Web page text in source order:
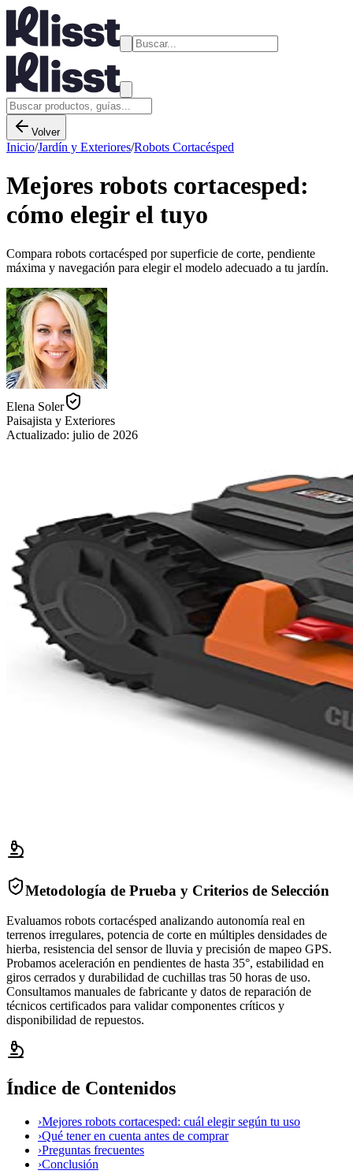
Volver
Inicio/Jardín y Exteriores/Robots Cortacésped
Mejores robots cortacesped:
cómo elegir el tuyo
Compara robots cortacésped por superficie de corte, pendiente
máxima y navegación para elegir el modelo adecuado a tu jardín.
Elena Soler
Paisajista y Exteriores
Actualizado: julio de 2026
Metodología de Prueba y Criterios de Selección
Evaluamos robots cortacésped analizando autonomía real en
terrenos irregulares, potencia de corte en múltiples densidades de
hierba, resistencia del sensor de lluvia y precisión de mapeo GPS.
Probamos aceleración en pendientes de hasta 35°, estabilidad en
giros cerrados y durabilidad de cuchillas tras 50 horas de uso.
Consultamos manuales de fabricante y datos de reparación de
técnicos certificados para validar componentes críticos y
disponibilidad de repuestos.
Índice de Contenidos
›Mejores robots cortacesped: cuál elegir según tu uso
›Qué tener en cuenta antes de comprar
›Preguntas frecuentes
›Conclusión